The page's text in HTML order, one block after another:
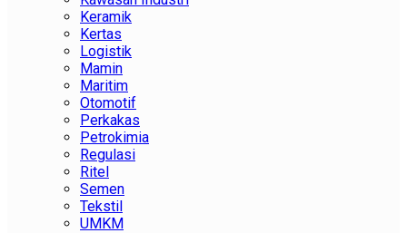
Keramik
Kertas
Logistik
Mamin
Maritim
Otomotif
Perkakas
Petrokimia
Regulasi
Ritel
Semen
Tekstil
UMKM